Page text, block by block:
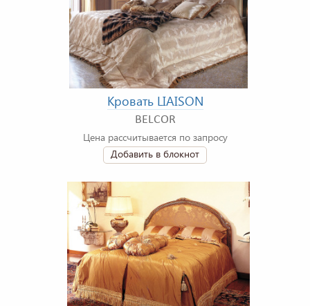
Кровать LIAISON
BELCOR
Цена рассчитывается по запросу
Добавить в блокнот